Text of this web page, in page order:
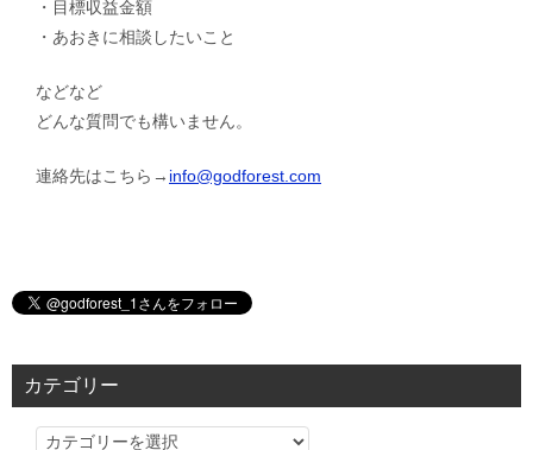
・目標収益金額
・あおきに相談したいこと
などなど
どんな質問でも構いません。
連絡先はこちら→ info@godforest.com
カテゴリー
カ